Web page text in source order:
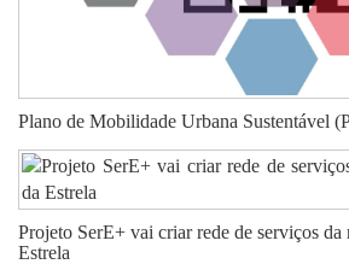
Plano de Mobilidade Urbana Sustentável
Projeto SerE+ vai criar rede de serviços da
Estrela